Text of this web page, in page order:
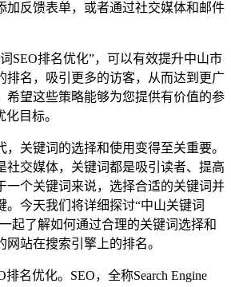
加反馈表单，或者通过社交媒体和邮件
SEO排名优化”，可以有效提升中山市
排名，吸引更多的访客，从而达到更广
希望这些策略能够为您提供有价值的参
目标。
关键词的选择和使用变得至关重要。
社交媒体，关键词都是吸引读者、提高
一个关键词来说，选择合适的关键词并
。今天我们将详细探讨“中山关键词
起了解如何通过合理的关键词选择和
站在搜索引擎上的排名。
名优化。SEO，全称Search Engine